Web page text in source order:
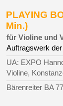
PLAYING
Min.)
für Violine und
Auftragswerk
UA: EXPO
Violine,
Bärenreiter BA